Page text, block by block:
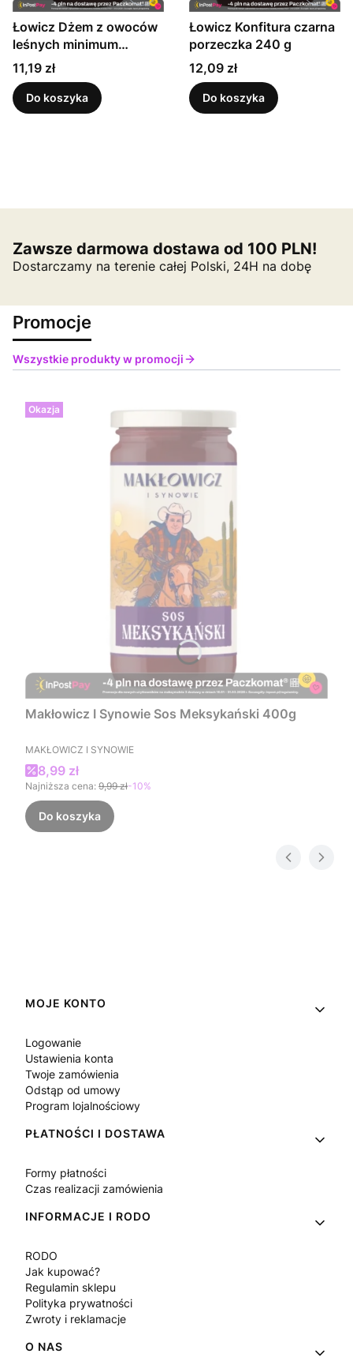
Łowicz Dżem z owoców
leśnych minimum
cukrów 280 g
Cena
11,19 zł
Do koszyka
Łowicz Konfitura czarna
porzeczka 240 g
Cena
12,09 zł
Do koszyka
Zawsze darmowa dostawa od 100 PLN!
Dostarczamy na terenie całej Polski, 24H na dobę
Promocje
Wszystkie produkty w promocji
Okazja
Makłowicz I Synowie Sos Meksykański 400g
PRODUCENT
MAKŁOWICZ I SYNOWIE
Cena promocyjna
8,99 zł
Najniższa cena: 9,99 zł-10%
Do koszyka
Linki w stopce
MOJE KONTO
Logowanie
Ustawienia konta
Twoje zamówienia
Odstąp od umowy
Program lojalnościowy
PŁATNOŚCI I DOSTAWA
Formy płatności
Czas realizacji zamówienia
INFORMACJE I RODO
RODO
Jak kupować?
Regulamin sklepu
Polityka prywatności
Zwroty i reklamacje
O NAS